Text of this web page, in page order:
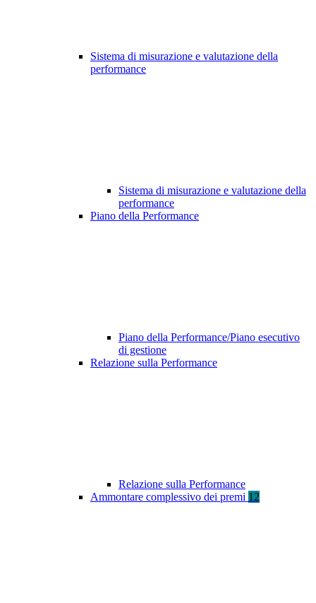
Sistema di misurazione e valutazione della
performance
Sistema di misurazione e valutazione della
performance
Piano della Performance
Piano della Performance/Piano esecutivo
di gestione
Relazione sulla Performance
Relazione sulla Performance
Ammontare complessivo dei premi 12